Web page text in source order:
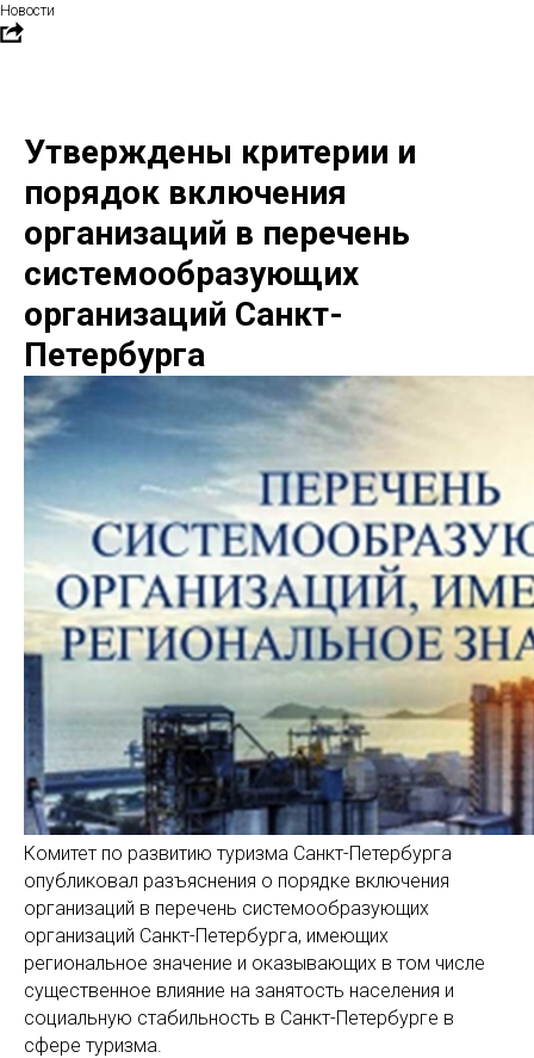
Новости
Утверждены критерии и
порядок включения
организаций в перечень
системообразующих
организаций Санкт-
Петербурга
Комитет по развитию туризма Санкт-Петербурга
опубликовал разъяснения о порядке включения
организаций в перечень системообразующих
организаций Санкт-Петербурга, имеющих
региональное значение и оказывающих в том числе
существенное влияние на занятость населения и
социальную стабильность в Санкт-Петербурге в
сфере туризма.